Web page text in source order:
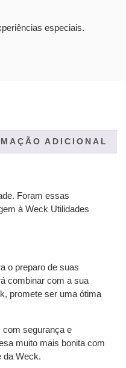
especiais.
ADICIONAL
Foram essas
à Weck Utilidades
o preparo de suas
combinar com a sua
, promete ser uma ótima
com segurança e
muito mais bonita com
da Weck.